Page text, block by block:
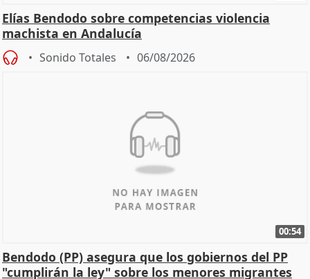
Elías Bendodo sobre competencias violencia
machista en Andalucía
Sonido Totales 06/08/2026
00:54
Bendodo (PP) asegura que los gobiernos del PP
"cumplirán la ley" sobre los menores migrantes